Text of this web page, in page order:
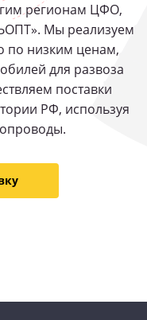
регионам ЦФО,
Мы реализуем
по низким ценам,
для развоза
поставки
РФ, используя